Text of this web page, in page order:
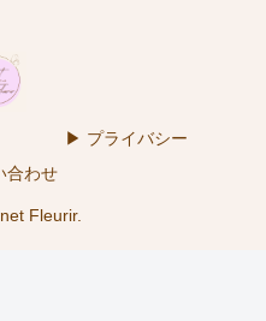
▶ プライバシー
合わせ
Fleurir.